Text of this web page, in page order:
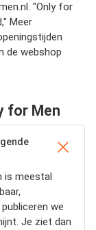
"Only for
Meer
de webshop
for Men
is meestal
we
Je ziet dan